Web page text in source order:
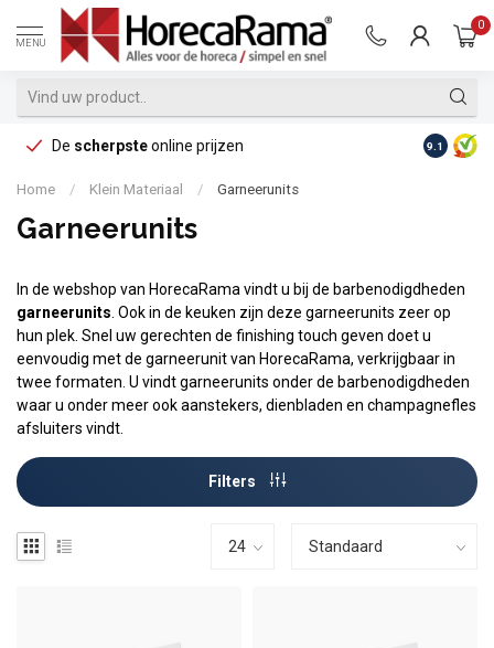
MENU
0
De scherpsteonline prijzen Op
9.1
Home / Klein Materiaal / Garneerunits
Garneerunits
In de webshop van HorecaRama vindt u bij de barbenodigdheden
garneerunits . Ook in de keuken zijn deze garneerunits zeer op
hun plek. Snel uw gerechten de finishing touch geven doet u
eenvoudig met de garneerunit van HorecaRama, verkrijgbaar in
twee formaten. U vindt garneerunits onder de barbenodigdheden
waar u onder meer ook aanstekers, dienbladen en champagnefles
afsluiters vindt.
Filters